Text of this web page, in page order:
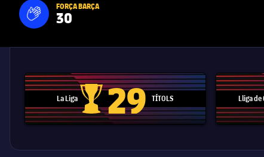
Força Barça
label.aria.forcabarca
FORÇA BARÇA
label.aria.fire
30
La Liga
Trofeu de la Liga
29 TÍTOLS Lliga de